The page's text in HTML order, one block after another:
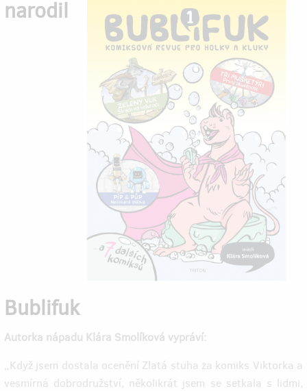
narodil
Bublifuk
Autorka nápadu Klára Smolíková vypráví:
„Když jsem dostala ocenění Zlatá stuha za komiks Viktorka a
vesmírná dobrodružství, několikrát jsem se setkala s lidmi,